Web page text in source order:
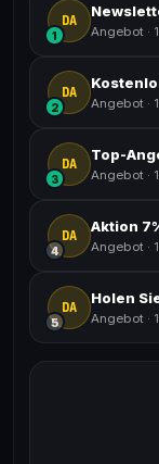
DA
1 Angebot ·
DA
2 Angebot ·
DA
3
Top-
Angebot ·
DA
4 Angebot ·
DA
5
Holen
Angebot ·